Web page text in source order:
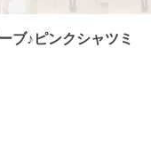
ブ♪ピンクシャツミ